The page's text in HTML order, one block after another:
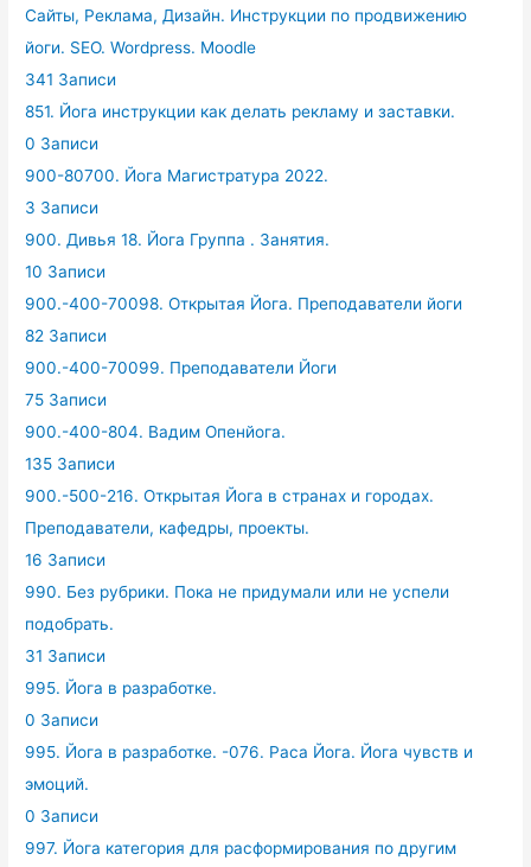
Сайты, Реклама, Дизайн. Инструкции по продвижению
йоги. SEO. Wordpress. Moodle
341 Записи
851. Йога инструкции как делать рекламу и заставки.
0 Записи
900-80700. Йога Магистратура 2022.
3 Записи
900. Дивья 18. Йога Группа . Занятия.
10 Записи
900.-400-70098. Открытая Йога. Преподаватели йоги
82 Записи
900.-400-70099. Преподаватели Йоги
75 Записи
900.-400-804. Вадим Опенйога.
135 Записи
900.-500-216. Открытая Йога в странах и городах.
Преподаватели, кафедры, проекты.
16 Записи
990. Без рубрики. Пока не придумали или не успели
подобрать.
31 Записи
995. Йога в разработке.
0 Записи
995. Йога в разработке. -076. Раса Йога. Йога чувств и
эмоций.
0 Записи
997. Йога категория для расформирования по другим